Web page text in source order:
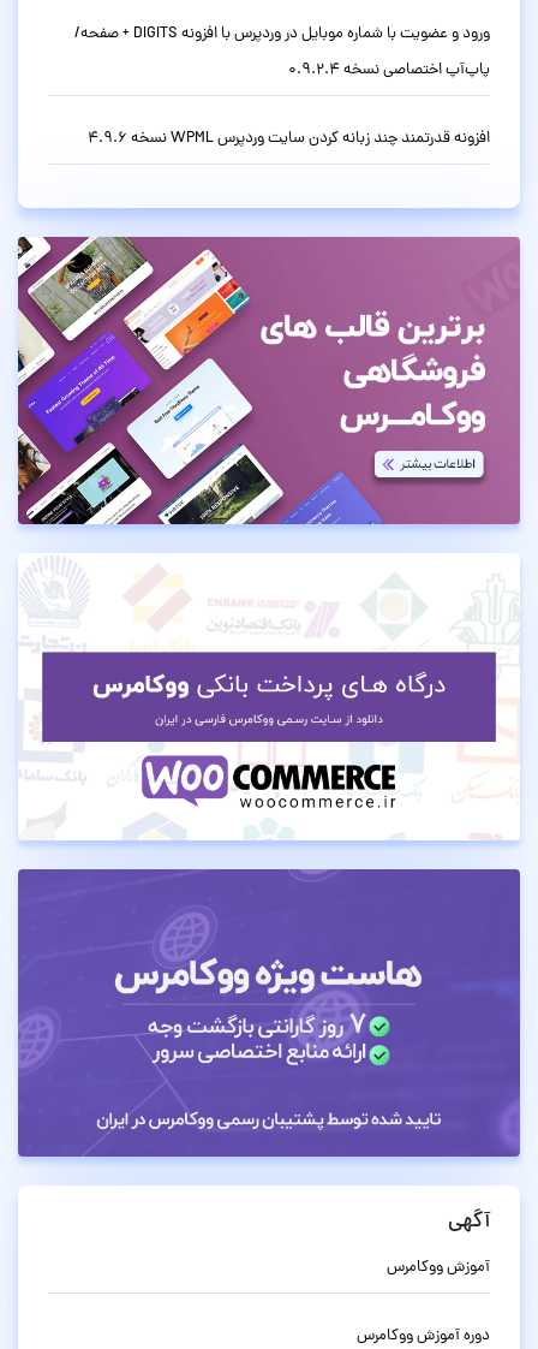
ورود و عضویت با شماره موبایل در وردپرس با افزونه DIGITS + صفحه/
پاپ‌آپ اختصاصی نسخه 0.9.2.4
افزونه قدرتمند چند زبانه کردن سایت وردپرس WPML نسخه 4.9.6
آگهی
آموزش ووکامرس
دوره آموزش ووکامرس